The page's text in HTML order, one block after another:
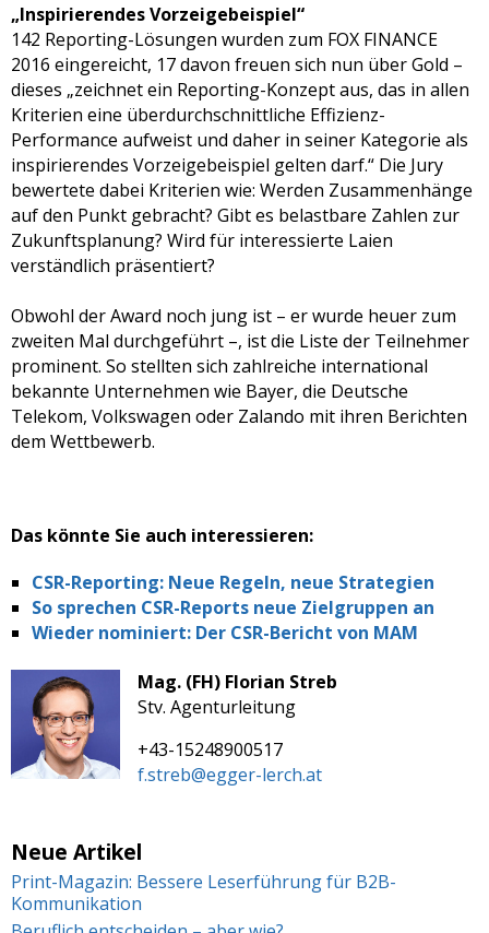
„Inspirierendes Vorzeigebeispiel“
142 Reporting-Lösungen wurden zum FOX FINANCE
2016 eingereicht, 17 davon freuen sich nun über Gold –
dieses „zeichnet ein Reporting-Konzept aus, das in allen
Kriterien eine überdurchschnittliche Effizienz-
Performance aufweist und daher in seiner Kategorie als
inspirierendes Vorzeigebeispiel gelten darf.“ Die Jury
bewertete dabei Kriterien wie: Werden Zusammenhänge
auf den Punkt gebracht? Gibt es belastbare Zahlen zur
Zukunftsplanung? Wird für interessierte Laien
verständlich präsentiert?
Obwohl der Award noch jung ist – er wurde heuer zum
zweiten Mal durchgeführt –, ist die Liste der Teilnehmer
prominent. So stellten sich zahlreiche international
bekannte Unternehmen wie Bayer, die Deutsche
Telekom, Volkswagen oder Zalando mit ihren Berichten
dem Wettbewerb.
Das könnte Sie auch interessieren:
CSR-Reporting: Neue Regeln, neue Strategien
So sprechen CSR-Reports neue Zielgruppen an
Wieder nominiert: Der CSR-Bericht von MAM
Mag. (FH) Florian Streb
Stv. Agenturleitung
+43-15248900517
f.streb@egger-lerch.at
Neue Artikel
Print-Magazin: Bessere Leserführung für B2B-
Kommunikation